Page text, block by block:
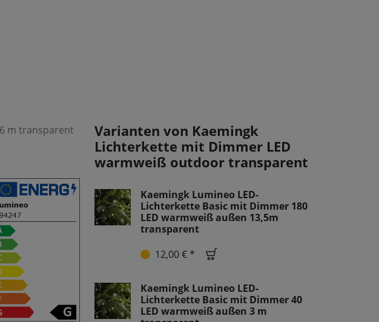
m transparent
Varianten von Kaemingk
Lichterkette mit Dimmer LED
warmweiß outdoor transparent
Kaemingk Lumineo LED-
Lichterkette Basic mit Dimmer 180
LED warmweiß außen 13,5m
transparent
12,00 € *
Kaemingk Lumineo LED-
Lichterkette Basic mit Dimmer 40
LED warmweiß außen 3 m